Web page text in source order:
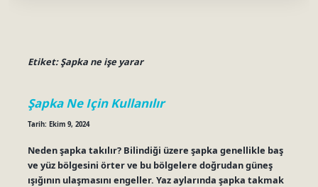
Etiket:Şapka ne işe yarar
Şapka Ne Için Kullanılır
Tarih: Ekim 9, 2024
Neden şapka takılır? Bilindiği üzere şapka genellikle baş
ve yüz bölgesini örter ve bu bölgelere doğrudan güneş
ışığının ulaşmasını engeller. Yaz aylarında şapka takmak